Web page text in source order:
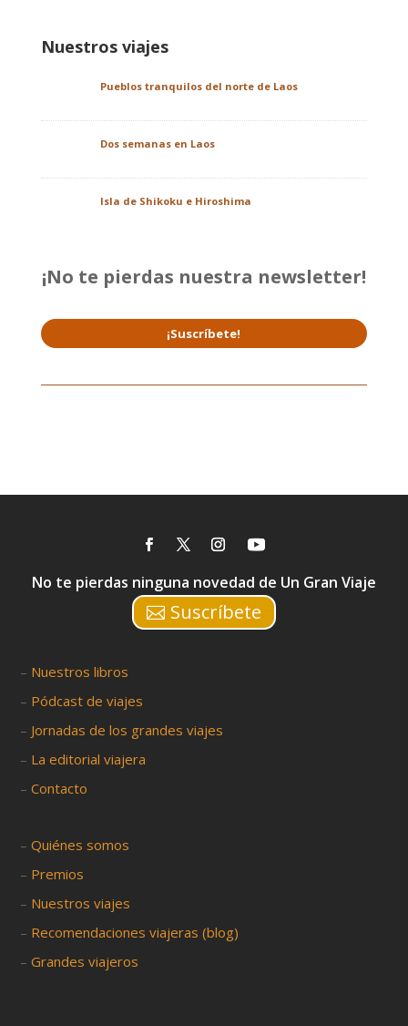
Nuestros viajes
Pueblos tranquilos del norte de Laos
Dos semanas en Laos
Isla de Shikoku e Hiroshima
¡No te pierdas nuestra newsletter!
¡Suscríbete!
No te pierdas ninguna novedad de Un Gran Viaje
Suscríbete
– Nuestros libros
– Pódcast de viajes
– Jornadas de los grandes viajes
– La editorial viajera
–Contacto
–Quiénes somos
– Premios
– Nuestros viajes
– Recomendaciones viajeras (blog)
–Grandes viajeros